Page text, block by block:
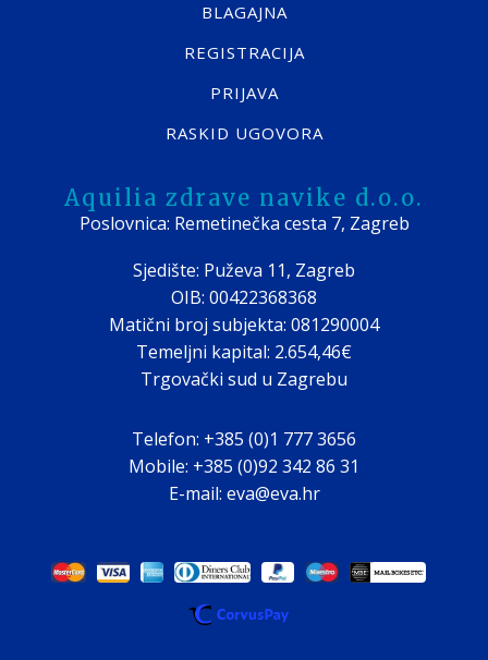
BLAGAJNA
REGISTRACIJA
PRIJAVA
RASKID UGOVORA
Aquilia zdrave navike d.o.o.
Poslovnica: Remetinečka cesta 7, Zagreb
Sjedište: Puževa 11, Zagreb
OIB: 00422368368
Matični broj subjekta: 081290004
Temeljni kapital: 2.654,46€
Trgovački sud u Zagrebu
Telefon: +385 (0)1 777 3656
Mobile: +385 (0)92 342 86 31
E-mail: eva@eva.hr